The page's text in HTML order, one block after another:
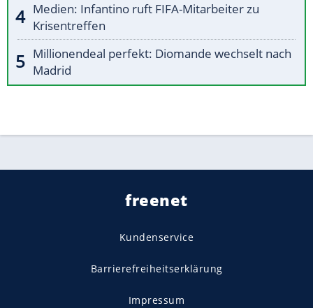
Medien: Infantino ruft FIFA-Mitarbeiter zu
Krisentreffen
Millionendeal perfekt: Diomande wechselt nach
Madrid
freenet
Kundenservice
Barrierefreiheitserklärung
Impressum